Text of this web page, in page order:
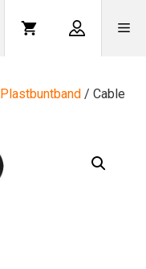
Plastbuntband / Cable